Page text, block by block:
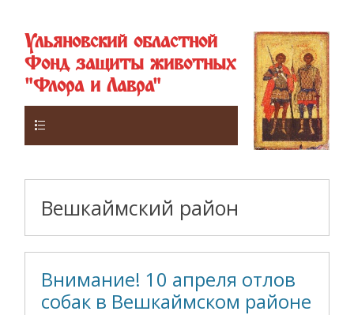
Ульяновский областной
Фонд защиты животных
"Флора и Лавра"
Вешкаймский район
Внимание! 10 апреля отлов
собак в Вешкаймском районе